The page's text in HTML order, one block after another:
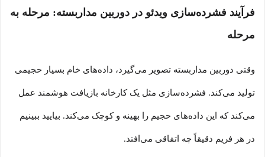
فرآیند فشرده‌سازی ویدئو در دوربین مداربسته: مرحله به
مرحله
وقتی دوربین مداربسته تصویر می‌گیرد، داده‌های خام بسیار حجیمی
تولید می‌کند. فشرده‌سازی مثل یک کارخانه بازیافت هوشمند عمل
می‌کند که این داده‌های حجیم را بهینه و کوچک می‌کند. بیایید ببینیم
در هر فریم دقیقاً چه اتفاقی می‌افتد.